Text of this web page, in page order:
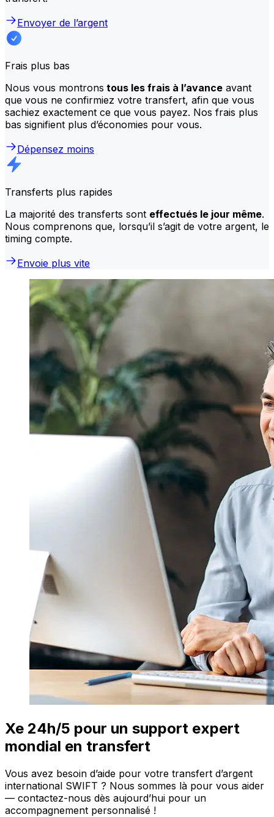
Envoyer de l’argent
Frais plus bas
Nous vous montrons tous les frais à l’avance avant
que vous ne confirmiez votre transfert, afin que vous
sachiez exactement ce que vous payez. Nos frais plus
bas signifient plus d’économies pour vous.
Dépensez moins
Transferts plus rapides
La majorité des transferts sont effectués le jour même.
Nous comprenons que, lorsqu’il s’agit de votre argent, le
timing compte.
Envoie plus vite
Xe 24h/5 pour un support expert
mondial en transfert
Vous avez besoin d’aide pour votre transfert d’argent
international SWIFT ? Nous sommes là pour vous aider
— contactez-nous dès aujourd’hui pour un
accompagnement personnalisé !